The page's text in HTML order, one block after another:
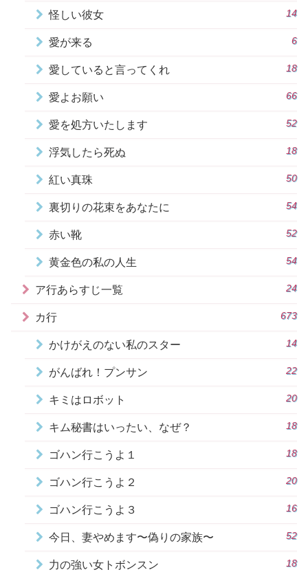
怪しい彼女 14
愛が来る 6
愛していると言ってくれ 18
愛よお願い 66
愛を処方いたします 52
浮気したら死ぬ 18
紅い真珠 50
裏切りの花束をあなたに 54
赤い靴 52
黄金色の私の人生 54
ア行あらすじ一覧 24
カ行 673
かけがえのない私のスター 14
がんばれ！プンサン 22
キミはロボット 20
キム秘書はいったい、なぜ？ 18
ゴハン行こうよ１ 18
ゴハン行こうよ２ 20
ゴハン行こうよ３ 16
今日、妻やめます〜偽りの家族〜 52
力の強い女トボンスン 18